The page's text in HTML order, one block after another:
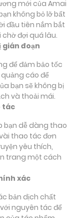
mới của Amai
không bỏ lỡ bất
đầu tiên nắm bắt
đợi quá lâu.
gián đoạn
để đảm bảo tốc
cáo để
bạn sẽ không bị
và thoải mái.
tác
bạn dễ dàng thao
thao tác đơn
yêu thích,
trang một cách
xác
bản dịch chất
nguyên tác để